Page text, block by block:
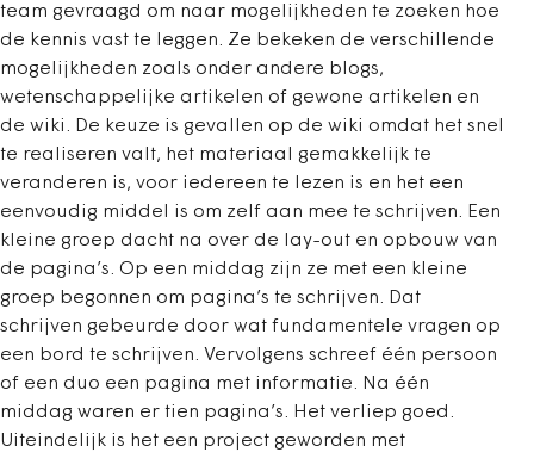
team gevraagd om naar mogelijkheden te zoeken hoe
de kennis vast te leggen. Ze bekeken de verschillende
mogelijkheden zoals onder andere blogs,
wetenschappelijke artikelen of gewone artikelen en
de wiki. De keuze is gevallen op de wiki omdat het snel
te realiseren valt, het materiaal gemakkelijk te
veranderen is, voor iedereen te lezen is en het een
eenvoudig middel is om zelf aan mee te schrijven. Een
kleine groep dacht na over de lay-out en opbouw van
de pagina’s. Op een middag zijn ze met een kleine
groep begonnen om pagina’s te schrijven. Dat
schrijven gebeurde door wat fundamentele vragen op
een bord te schrijven. Vervolgens schreef één persoon
of een duo een pagina met informatie. Na één
middag waren er tien pagina’s. Het verliep goed.
Uiteindelijk is het een project geworden met